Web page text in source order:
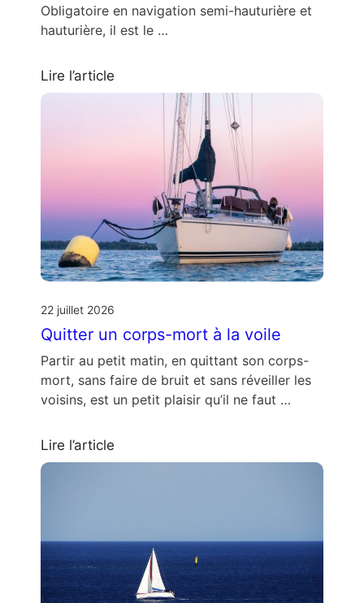
Obligatoire en navigation semi-hauturière et
hauturière, il est le …
Lire l’article
22 juillet 2026
Quitter un corps-mort à la voile
Partir au petit matin, en quittant son corps-
mort, sans faire de bruit et sans réveiller les
voisins, est un petit plaisir qu’il ne faut …
Lire l’article